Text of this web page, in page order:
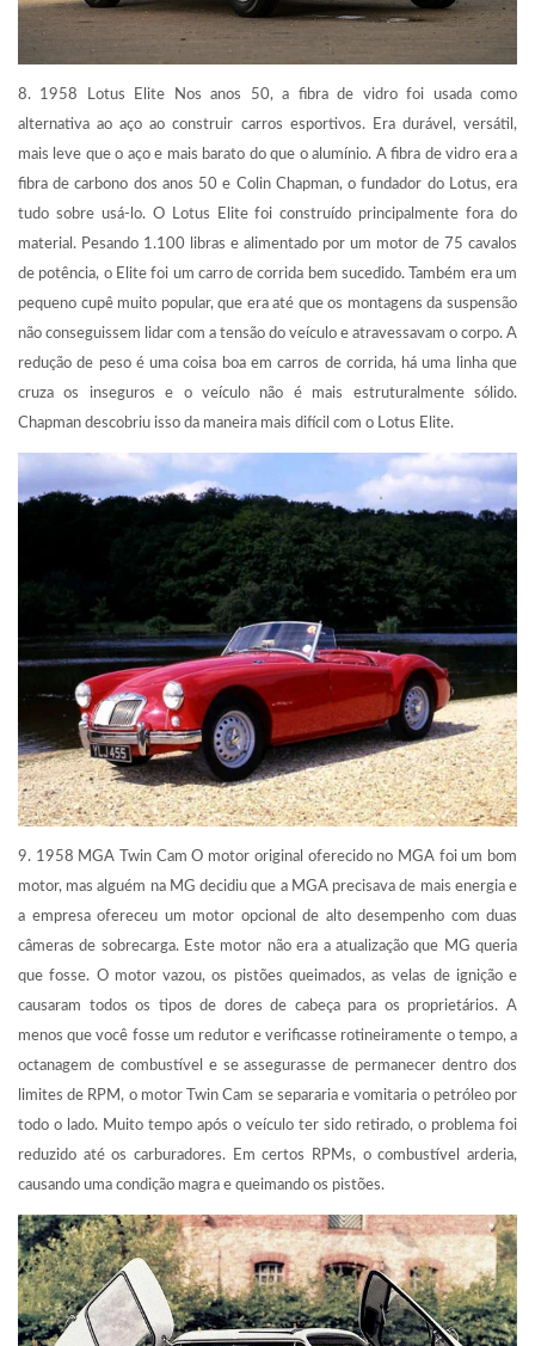
8. 1958 Lotus Elite Nos anos 50, a fibra de vidro foi usada como
alternativa ao aço ao construir carros esportivos. Era durável, versátil,
mais leve que o aço e mais barato do que o alumínio. A fibra de vidro era a
fibra de carbono dos anos 50 e Colin Chapman, o fundador do Lotus, era
tudo sobre usá-lo. O Lotus Elite foi construído principalmente fora do
material. Pesando 1.100 libras e alimentado por um motor de 75 cavalos
de potência, o Elite foi um carro de corrida bem sucedido. Também era um
pequeno cupê muito popular, que era até que os montagens da suspensão
não conseguissem lidar com a tensão do veículo e atravessavam o corpo. A
redução de peso é uma coisa boa em carros de corrida, há uma linha que
cruza os inseguros e o veículo não é mais estruturalmente sólido.
Chapman descobriu isso da maneira mais difícil com o Lotus Elite.
9. 1958 MGA Twin Cam O motor original oferecido no MGA foi um bom
motor, mas alguém na MG decidiu que a MGA precisava de mais energia e
a empresa ofereceu um motor opcional de alto desempenho com duas
câmeras de sobrecarga. Este motor não era a atualização que MG queria
que fosse. O motor vazou, os pistões queimados, as velas de ignição e
causaram todos os tipos de dores de cabeça para os proprietários. A
menos que você fosse um redutor e verificasse rotineiramente o tempo, a
octanagem de combustível e se assegurasse de permanecer dentro dos
limites de RPM, o motor Twin Cam se separaria e vomitaria o petróleo por
todo o lado. Muito tempo após o veículo ter sido retirado, o problema foi
reduzido até os carburadores. Em certos RPMs, o combustível arderia,
causando uma condição magra e queimando os pistões.